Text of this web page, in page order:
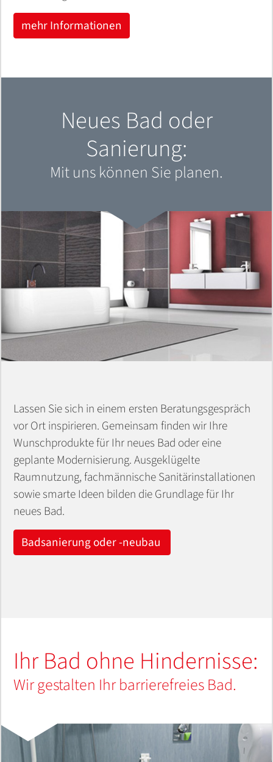
mehr Informationen
Neues Bad oder
Sanierung:
Mit uns können Sie planen.
Lassen Sie sich in einem ersten Beratungsgespräch
vor Ort inspirieren. Gemeinsam finden wir Ihre
Wunschprodukte für Ihr neues Bad oder eine
geplante Modernisierung. Ausgeklügelte
Raumnutzung, fachmännische Sanitärinstallationen
sowie smarte Ideen bilden die Grundlage für Ihr
neues Bad.
Badsanierung oder -neubau
Ihr Bad ohne Hindernisse:
Wir gestalten Ihr barrierefreies Bad.